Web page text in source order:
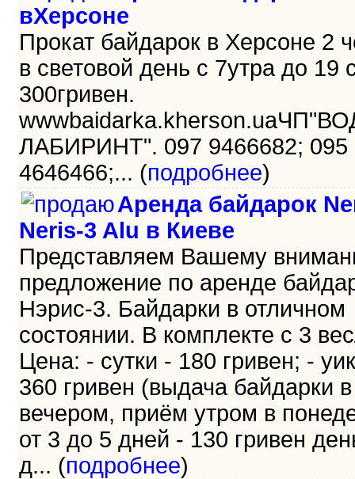
вХерсоне
Прокат байдарок в Херсоне 2
в световой день с 7утра до 19
300гривен.
ЛАБИРИНТ". 097 9466682; 095
4646466;... (подробнее)
Аренда байдарок
Neris-3 Alu в Киеве
Представляем Вашему
предложение по аренде
Нэрис-3. Байдарки в отличном
состоянии. В комплекте с 3
Цена: - сутки - 180 гривен; -
360 гривен (выдача байдарки
вечером, приём утром в
от 3 до 5 дней - 130 гривен
д... (подробнее)